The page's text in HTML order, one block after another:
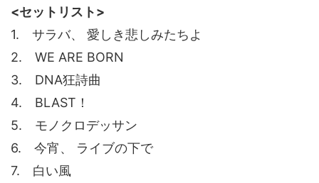
<セットリスト>
1. サラバ、 愛しき悲しみたちよ
2. WE ARE BORN
3. DNA狂詩曲
4. BLAST！
5. モノクロデッサン
6. 今宵、 ライブの下で
7. 白い風